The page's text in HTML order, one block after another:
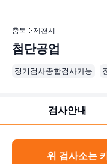
충북 제천시
첨단공업
정기검사종합검사가능
검사안내
위 검사소는